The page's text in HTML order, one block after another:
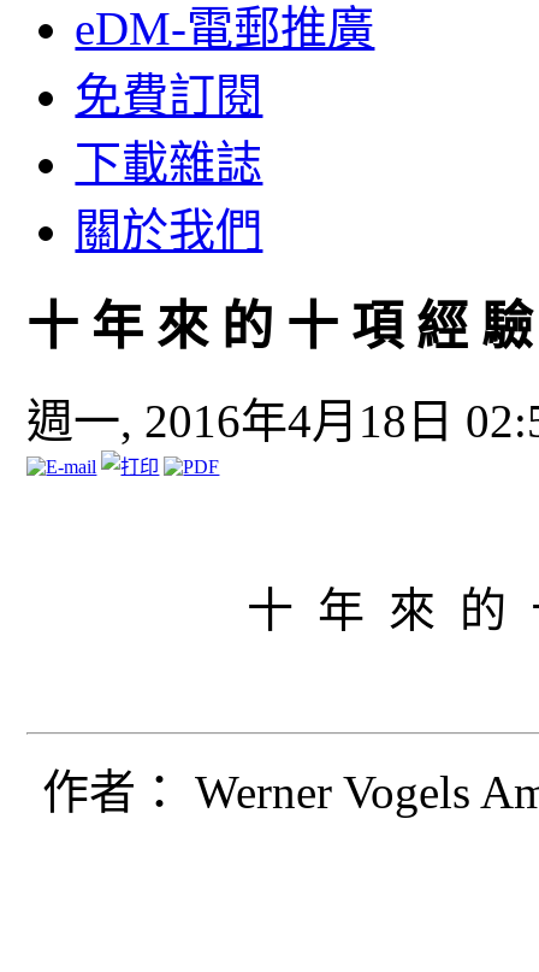
eDM-電郵推廣
免費訂閱
下載雜誌
關於我們
十 年 來 的 十 項 經
週一, 2016年4月18日
十 年 來 的
作者： Werner Vogels